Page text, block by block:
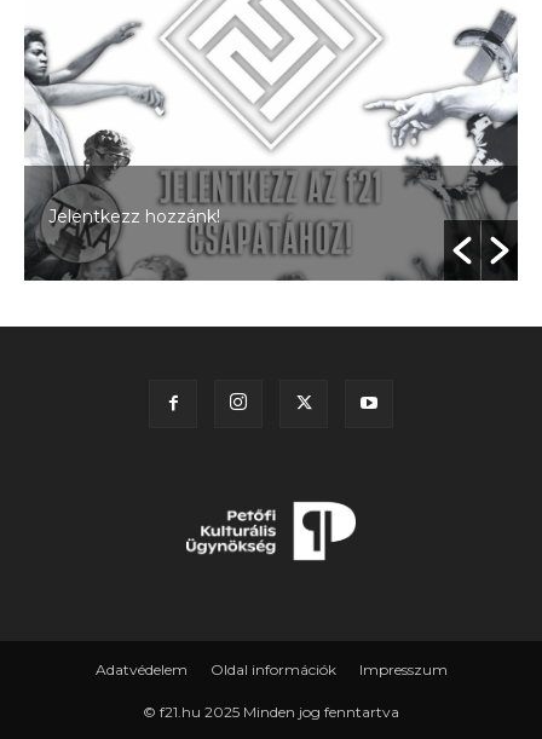
Jelentkezz hozzánk!
Adatvédelem Oldal információk Impresszum
© f21.hu 2025 Minden jog fenntartva